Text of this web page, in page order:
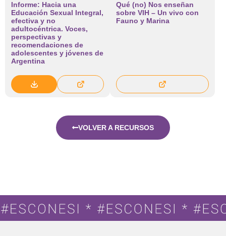
Informe: Hacia una
Educación Sexual Integral,
efectiva y no
adultocéntrica. Voces,
perspectivas y
recomendaciones de
adolescentes y jóvenes de
Argentina
Qué (no) Nos enseñan
sobre VIH – Un vivo con
Fauno y Marina
VOLVER A RECURSOS